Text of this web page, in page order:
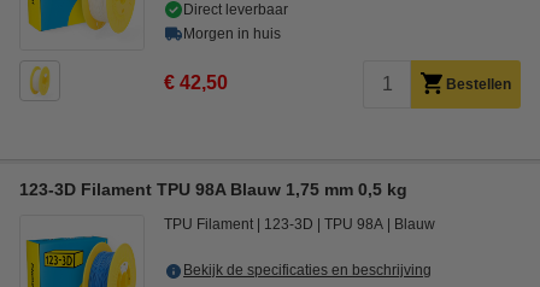
Direct leverbaar
Morgen in huis
€ 42,50 Bestellen
123-3D Filament TPU 98A Blauw 1,75 mm 0,5 kg
TPU Filament 123-3D TPU 98A Blauw
Bekijk de specificaties en beschrijving